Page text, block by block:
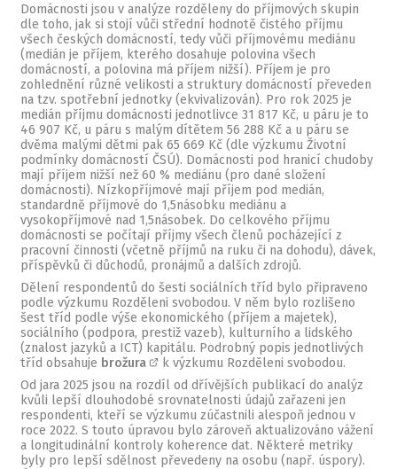
Domácnosti jsou v analýze rozděleny do příjmových skupin
dle toho, jak si stojí vůči střední hodnotě čistého příjmu
všech českých domácností, tedy vůči příjmovému mediánu
(medián je příjem, kterého dosahuje polovina všech
domácností, a polovina má příjem nižší). Příjem je pro
zohlednění různé velikosti a struktury domácností převeden
na tzv. spotřební jednotky (ekvivalizován). Pro rok 2025 je
medián příjmu domácnosti jednotlivce 31 817 Kč, u páru je to
46 907 Kč, u páru s malým dítětem 56 288 Kč a u páru se
dvěma malými dětmi pak 65 669 Kč (dle výzkumu Životní
podmínky domácností ČSÚ). Domácnosti pod hranicí chudoby
mají příjem nižší než 60 % mediánu (pro dané složení
domácnosti). Nízkopříjmové mají příjem pod medián,
standardně příjmové do 1,5násobku mediánu a
vysokopříjmové nad 1,5násobek. Do celkového příjmu
domácnosti se počítají příjmy všech členů pocházející z
pracovní činnosti (včetně příjmů na ruku či na dohodu), dávek,
příspěvků či důchodů, pronájmů a dalších zdrojů.
Dělení respondentů do šesti sociálních tříd bylo připraveno
podle výzkumu Rozděleni svobodou. V něm bylo rozlišeno
šest tříd podle výše ekonomického (příjem a majetek),
sociálního (podpora, prestiž vazeb), kulturního a lidského
(znalost jazyků a ICT) kapitálu. Podrobný popis jednotlivých
tříd obsahuje brožura
k výzkumu Rozděleni svobodou.
Od jara 2025 jsou na rozdíl od dřívějších publikací do analýz
kvůli lepší dlouhodobé srovnatelnosti údajů zařazeni jen
respondenti, kteří se výzkumu zúčastnili alespoň jednou v
roce 2022. S touto úpravou bylo zároveň aktualizováno vážení
a longitudinální kontroly koherence dat. Některé metriky
byly pro lepší sdělnost převedeny na osobu (např. úspory).